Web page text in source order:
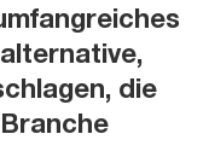
die